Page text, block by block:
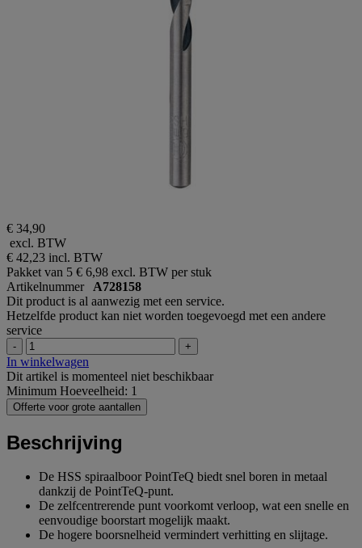
€ 34,90
excl. BTW
€ 42,23 incl. BTW
Pakket van 5 € 6,98 excl. BTW per stuk
Artikelnummer A728158
Dit product is al aanwezig met een service.
Hetzelfde product kan niet worden toegevoegd met een andere
service
- +
In winkelwagen
Dit artikel is momenteel niet beschikbaar
Minimum Hoeveelheid: 1
Offerte voor grote aantallen
Beschrijving
De HSS spiraalboor PointTeQ biedt snel boren in metaal
dankzij de PointTeQ-punt.
De zelfcentrerende punt voorkomt verloop, wat een snelle en
eenvoudige boorstart mogelijk maakt.
De hogere boorsnelheid vermindert verhitting en slijtage.